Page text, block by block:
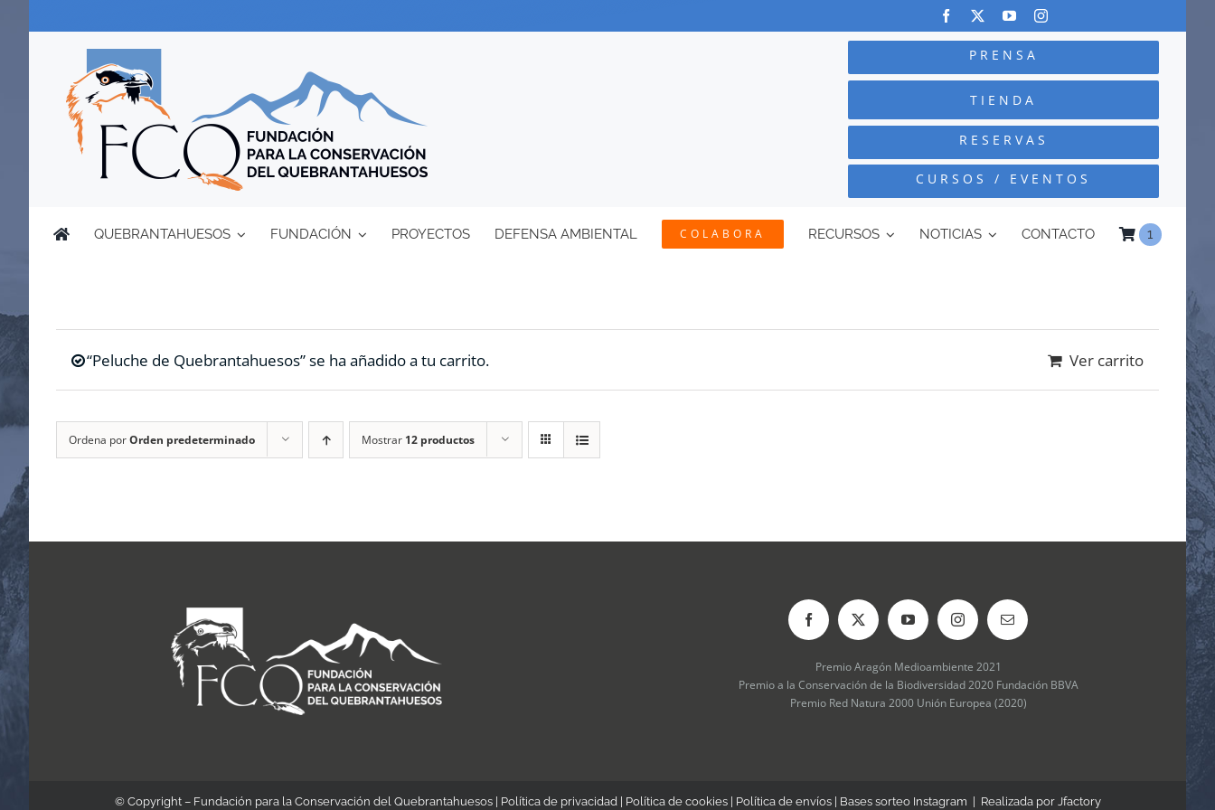
PRENSA
TIENDA
RESERVAS
CURSOS / EVENTOS
QUEBRANTAHUESOS FUNDACIÓN PROYECTOS DEFENSA AMBIENTAL COLABORA RECURSOS NOTICIAS CONTACTO 1
“Peluche de Quebrantahuesos” se ha añadido a tu carrito. Ver carrito
Ordena porOrden predeterminado Mostrar 12 productos
Premio Aragón Medioambiente 2021
Premio a la Conservación de la Biodiversidad 2020 Fundación BBVA
Premio Red Natura 2000 Unión Europea (2020)
© Copyright – Fundación para la Conservación del Quebrantahuesos | Política de privacidad Política de cookies| Política de envíos| Bases sorteo Instagram | Realizada por Jfactory